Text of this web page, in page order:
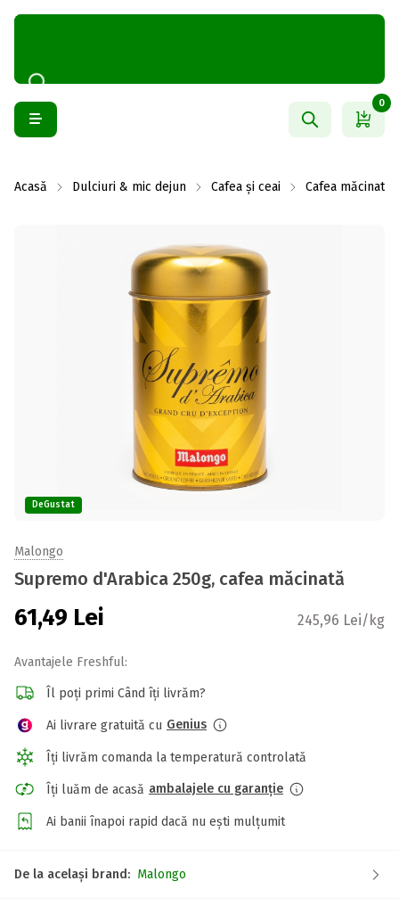
0
Acasă Dulciuri & mic dejun Cafea și ceai Cafea măcinată
DeGustat
Malongo
Supremo d'Arabica 250g, cafea măcinată
61,49 Lei 245,96 Lei/kg
Avantajele Freshful:
Îl poți primi Când îți livrăm?
Ai livrare gratuită cu Genius
Îți livrăm comanda la temperatură controlată
Îți luăm de acasă ambalajele cu garanție
Ai banii înapoi rapid dacă nu ești mulțumit
De la același brand: Malongo